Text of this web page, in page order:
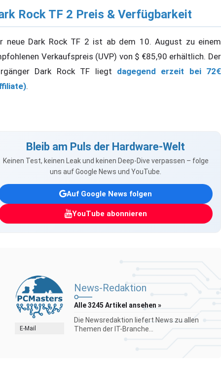
Rock TF 2 Preis & Verfügbarkeit
neue Dark Rock TF 2 ist ab dem 10. August zu einem
Verkaufspreis (UVP) von $ €85,90 erhältlich. Der
Dark Rock TF liegt dagegend erzeit bei 72€
.
Bleib am Puls der Hardware-Welt
Keinen Test, keinen Leak und keinen Deep-Dive verpassen – folge
uns auf Google News und YouTube.
Auf Google News folgen
YouTube abonnieren
E-Mail
News-Redaktion
Alle 3245 Artikel ansehen »
Die Newsredaktion liefert News zu allen
Themen der IT-Branche...